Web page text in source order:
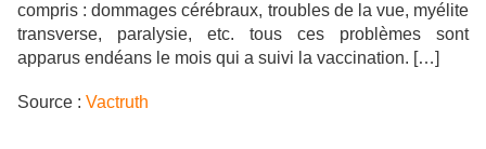
compris : dommages cérébraux, troubles de la vue, myélite
transverse, paralysie, etc. tous ces problèmes sont
apparus endéans le mois qui a suivi la vaccination. […]
Source : Vactruth